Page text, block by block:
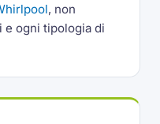
, non
e ogni tipologia di